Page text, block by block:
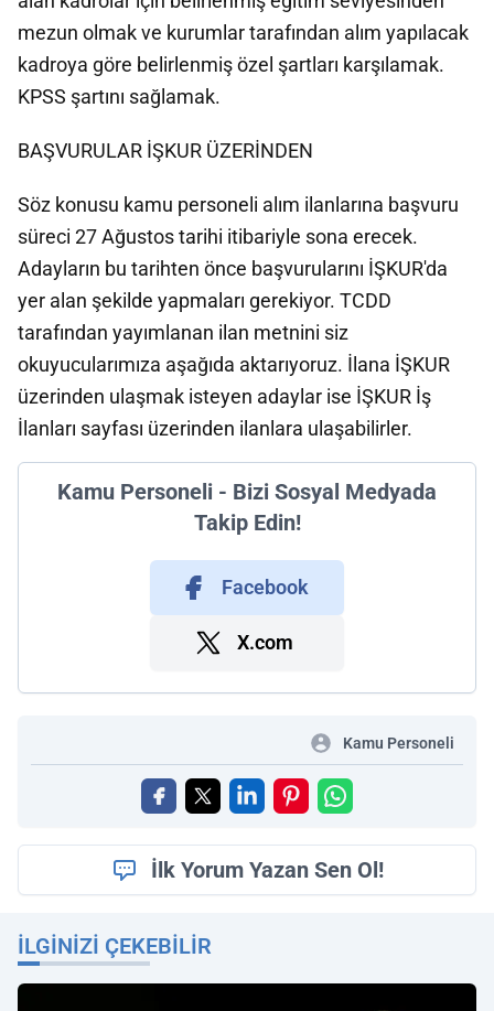
mezun olmak ve kurumlar tarafından alım yapılacak
kadroya göre belirlenmiş özel şartları karşılamak.
KPSS şartını sağlamak.
BAŞVURULAR İŞKUR ÜZERİNDEN
Söz konusu kamu personeli alım ilanlarına başvuru
süreci 27 Ağustos tarihi itibariyle sona erecek.
Adayların bu tarihten önce başvurularını İŞKUR'da
yer alan şekilde yapmaları gerekiyor. TCDD
tarafından yayımlanan ilan metnini siz
okuyucularımıza aşağıda aktarıyoruz. İlana İŞKUR
üzerinden ulaşmak isteyen adaylar ise İŞKUR İş
İlanları sayfası üzerinden ilanlara ulaşabilirler.
Kamu Personeli - Bizi Sosyal Medyada
Takip Edin!
Facebook
X.com
Kamu Personeli
İlk Yorum Yazan Sen Ol!
İLGINIZI ÇEKEBILIR